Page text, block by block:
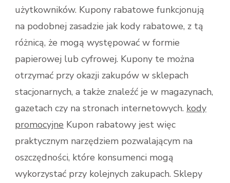
użytkowników. Kupony rabatowe funkcjonują
na podobnej zasadzie jak kody rabatowe, z tą
różnicą, że mogą występować w formie
papierowej lub cyfrowej. Kupony te można
otrzymać przy okazji zakupów w sklepach
stacjonarnych, a także znaleźć je w magazynach,
gazetach czy na stronach internetowych. kody
promocyjne Kupon rabatowy jest więc
praktycznym narzędziem pozwalającym na
oszczędności, które konsumenci mogą
wykorzystać przy kolejnych zakupach. Sklepy